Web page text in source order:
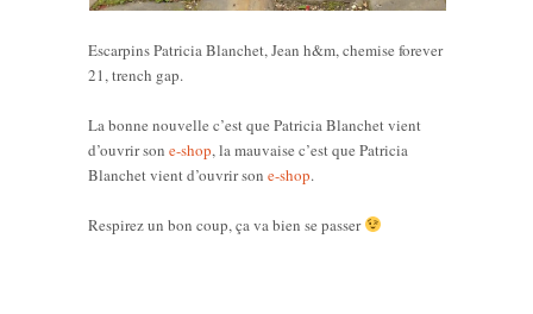
Escarpins Patricia Blanchet, Jean h&m, chemise forever
21, trench gap.
La bonne nouvelle c’est que Patricia Blanchet vient
d’ouvrir son e-shop, la mauvaise c’est que Patricia
Blanchet vient d’ouvrir son e-shop.
Respirez un bon coup, ça va bien se passer